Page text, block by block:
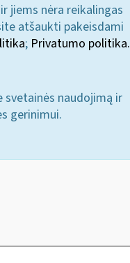
jiems nėra reikalingas
atšaukti pakeisdami
; Privatumo politika.
naudojimą ir
gerinimui.